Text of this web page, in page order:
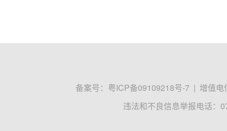
备案号： 粤ICP备09109218号-7 | 增值电
违法和不良信息举报电话：